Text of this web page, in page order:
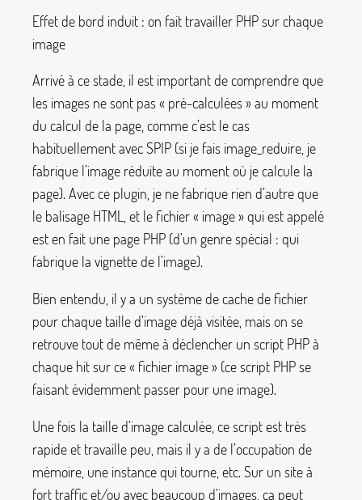
Effet de bord induit : on fait travailler PHP sur chaque
image
Arrivé à ce stade, il est important de comprendre que
les images ne sont pas « pré-calculées» au moment
du calcul de la page, comme c’est le cas
habituellement avec SPIP (si je fais image_reduire , je
fabrique l’image réduite au moment où je calcule la
page). Avec ce plugin, je ne fabrique rien d’autre que
le balisage HTML, et le fichier « image» qui est appelé
est en fait une page PHP (d’un genre spécial : qui
fabrique la vignette de l’image).
Bien entendu, il y a un système de cache de fichier
pour chaque taille d’image déjà visitée, mais on se
retrouve tout de même à déclencher un script PHP à
chaque hit sur ce « fichier image» (ce script PHP se
faisant évidemment passer pour une image).
Une fois la taille d’image calculée, ce script est très
rapide et travaille peu, mais il y a de l’occupation de
mémoire, une instance qui tourne, etc. Sur un site à
fort traffic et/ou avec beaucoup d’images, ça peut